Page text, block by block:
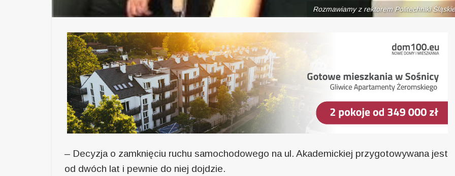
Rozmawiamy z rektorem Politechniki
– Decyzja o zamknięciu ruchu samochodowego na ul. Akademickiej przygotowywana jest
od dwóch lat i pewnie do niej dojdzie.